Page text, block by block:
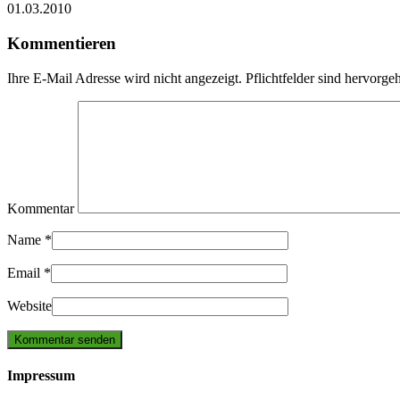
01.03.2010
Kommentieren
Ihre E-Mail Adresse wird nicht angezeigt. Pflichtfelder sind
Kommentar
Name *
Email *
Website
Impressum